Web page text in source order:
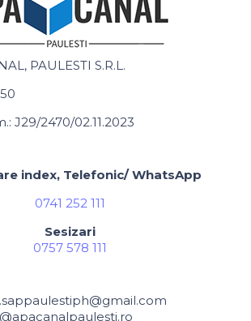
PAULESTI S.R.L.
J29/2470/02.11.2023
index, Telefonic/ WhatsApp
0741 252 111
Sesizari
0757 578 111